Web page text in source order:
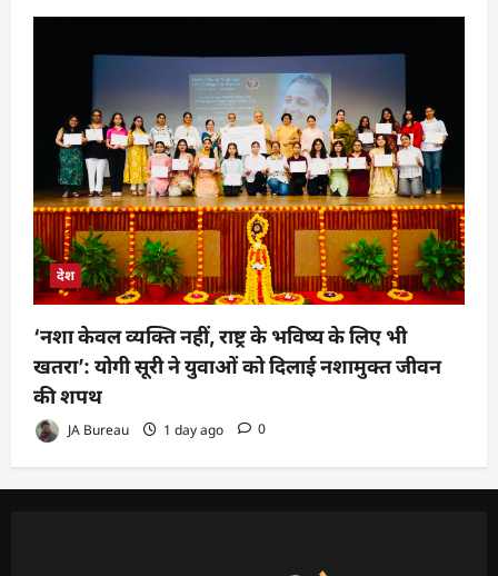
देश
‘नशा केवल व्यक्ति नहीं, राष्ट्र के भविष्य के लिए भी
खतरा’: योगी सूरी ने युवाओं को दिलाई नशामुक्त जीवन
की शपथ
JA Bureau 1 day ago 0